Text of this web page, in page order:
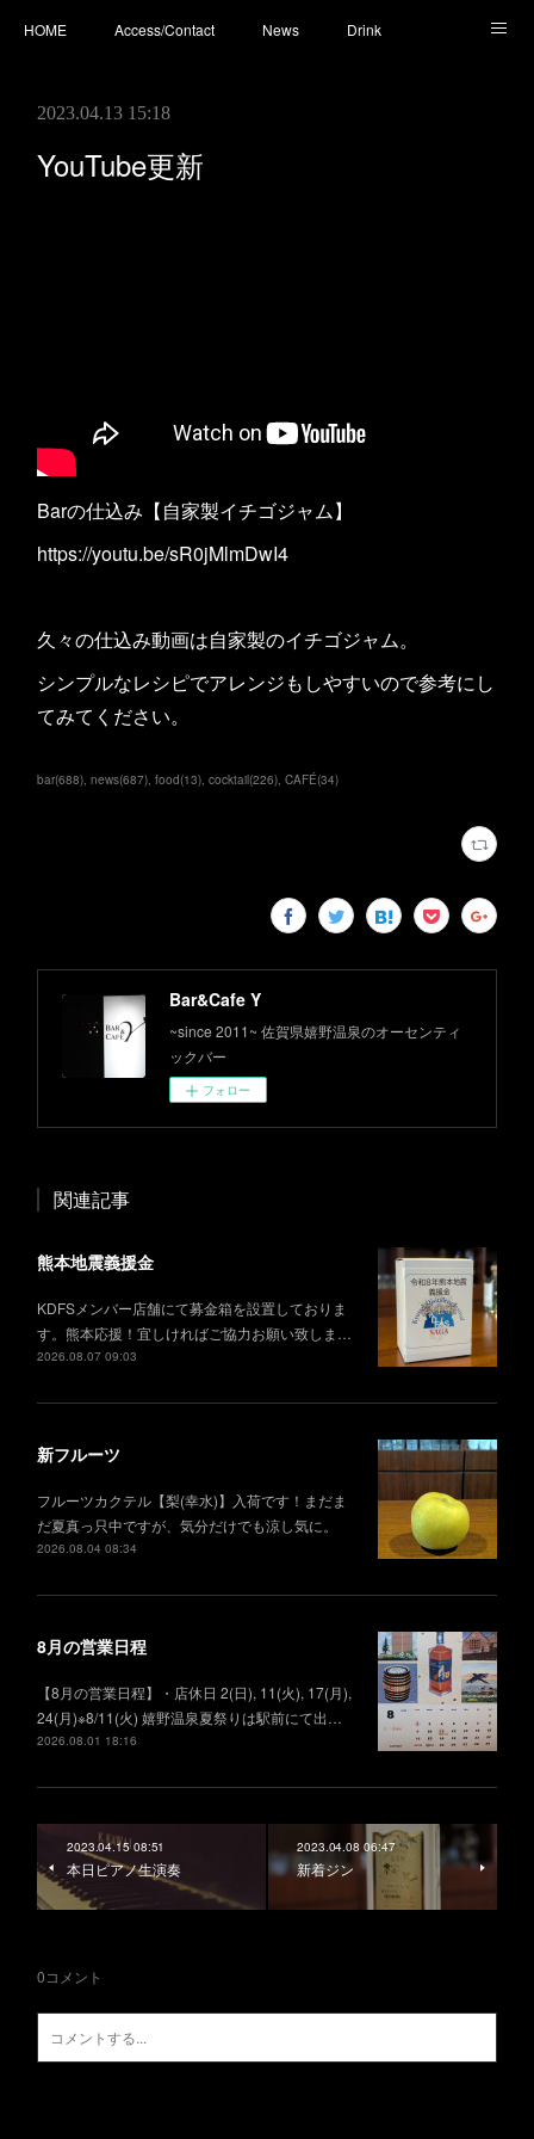
HOME Access/Contact News Drink
2023.04.13 15:18
YouTube更新
Barの仕込み【自家製イチゴジャム】
https://youtu.be/sR0jMlmDwI4
久々の仕込み動画は自家製のイチゴジャム。
シンプルなレシピでアレンジもしやすいので参考にし
てみてください。
bar(688) news(687) food(13) cocktail(226) CAFÉ(34)
Bar&Cafe Y
~since 2011~ 佐賀県嬉野温泉のオーセンティ
ックバー
フォロー
関連記事
熊本地震義援金
KDFSメンバー店舗にて募金箱を設置しておりま
す。熊本応援！宜しければご協力お願い致しま…
2026.08.07 09:03
新フルーツ
フルーツカクテル【梨(幸水)】入荷です！まだま
だ夏真っ只中ですが、気分だけでも涼し気に。
2026.08.04 08:34
8月の営業日程
【8月の営業日程】・店休日 2(日), 11(火), 17(月),
24(月)※8/11(火) 嬉野温泉夏祭りは駅前にて出…
2026.08.01 18:16
2023.04.15 08:51
本日ピアノ生演奏
2023.04.08 06:47
新着ジン
0コメント